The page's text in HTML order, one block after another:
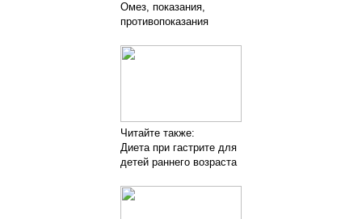
Омез, показания,
противопоказания
Читайте также:
Диета при гастрите для
детей раннего возраста